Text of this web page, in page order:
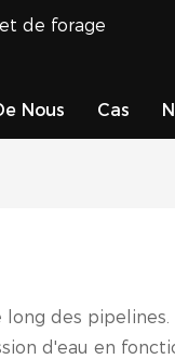
de forage
Nous Cas
des
d'eau en